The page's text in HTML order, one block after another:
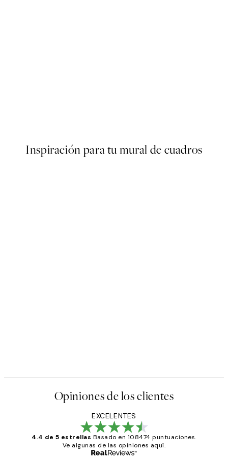
Inspiración para tu mural de cuadros
Opiniones de los clientes
EXCELENTES
4.4 de 5 estrellas Basado en 108474 puntuaciones.
Ve algunas de las opiniones aquí.